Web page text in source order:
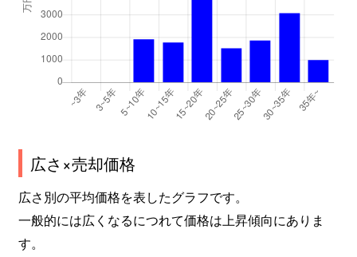
広さ×売却価格
広さ別の平均価格を表したグラフです。
一般的には広くなるにつれて価格は上昇傾向にありま
す。